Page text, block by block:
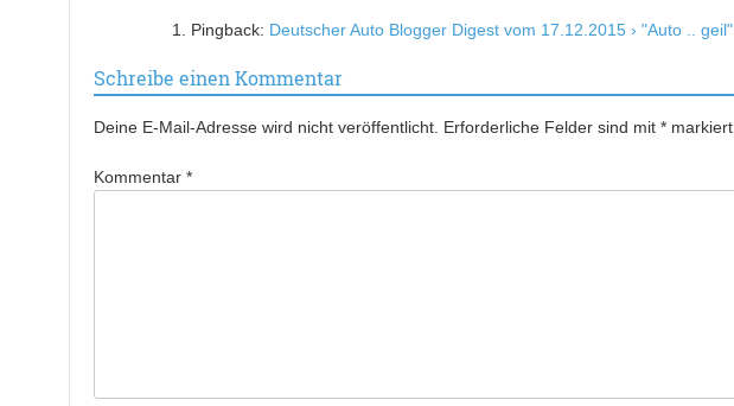
Pingback: Deutscher Auto Blogger Digest vom 17.12.2015 › "Auto .. geil"
Schreibe einen Kommentar
Deine E-Mail-Adresse wird nicht veröffentlicht. Erforderliche Felder sind mit *markiert
Kommentar *